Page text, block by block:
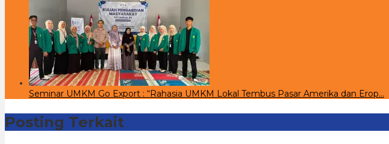
Seminar UMKM Go Export : “Rahasia UMKM Lokal Tembus Pasar Amerika dan Erop…
Posting Terkait